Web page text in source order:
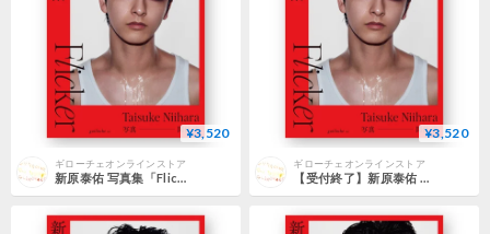
¥3,520
ギローチェオンラインストア
新原泰佑 写真集「Flicker」 通常表紙
¥3,520
ギローチェオンラインストア
【受付終了】新原泰佑 写真集「Flicker」 通常表紙